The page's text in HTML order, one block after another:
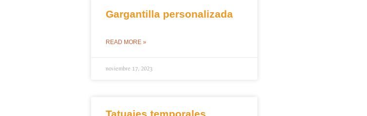
Gargantilla personalizada
READ MORE »
noviembre 17, 2023